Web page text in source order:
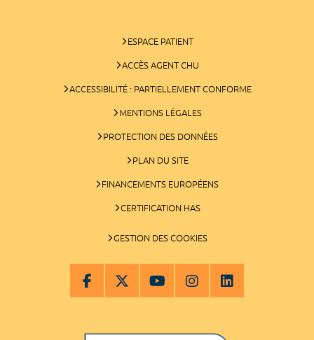
ESPACE PATIENT
ACCÈS AGENT CHU
ACCESSIBILITÉ : PARTIELLEMENT CONFORME
MENTIONS LÉGALES
PROTECTION DES DONNÉES
PLAN DU SITE
FINANCEMENTS EUROPÉENS
CERTIFICATION HAS
GESTION DES COOKIES